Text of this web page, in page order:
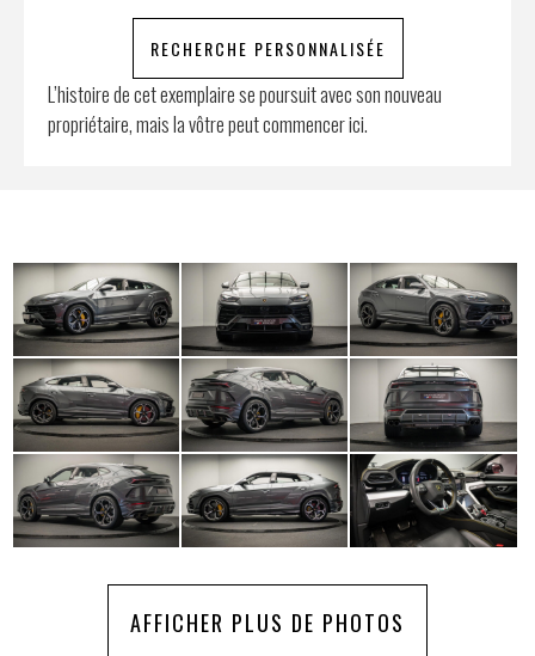
RECHERCHE PERSONNALISÉE
L’histoire de cet exemplaire se poursuit avec son nouveau
propriétaire, mais la vôtre peut commencer ici.
AFFICHER PLUS DE PHOTOS